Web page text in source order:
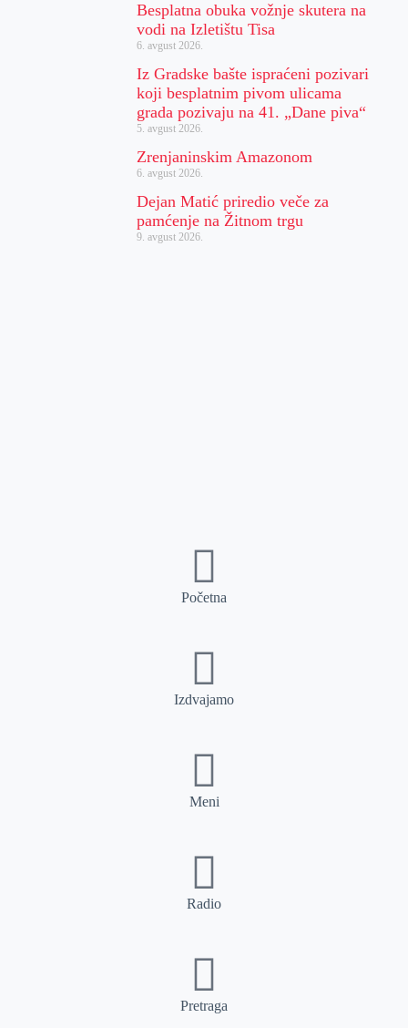
Besplatna obuka vožnje skutera na
vodi na Izletištu Tisa
6. avgust 2026.
Iz Gradske bašte ispraćeni pozivari
koji besplatnim pivom ulicama
grada pozivaju na 41. „Dane piva“
5. avgust 2026.
Zrenjaninskim Amazonom
6. avgust 2026.
Dejan Matić priredio veče za
pamćenje na Žitnom trgu
9. avgust 2026.
Početna
Izdvajamo
Meni
Radio
Pretraga